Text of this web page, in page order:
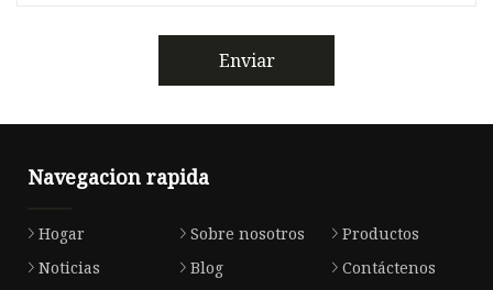
Enviar
Navegacion rapida
Hogar Sobre nosotros
Productos
Noticias
Blog
Contáctenos